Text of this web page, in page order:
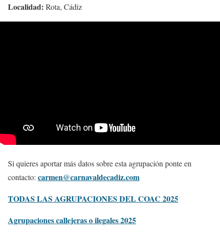
Localidad: Rota, Cádiz
Si quieres aportar más datos sobre esta agrupación ponte en
contacto: carmen@carnavaldecadiz.com
TODAS LAS AGRUPACIONES DEL COAC 2025
Agrupaciones callejeras o ilegales 2025